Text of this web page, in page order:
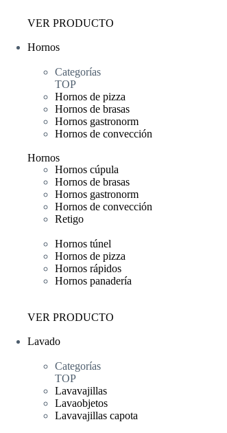
VER PRODUCTO
Hornos
Categorías
TOP
Hornos de pizza
Hornos de brasas
Hornos gastronorm
Hornos de convección
Hornos
Hornos cúpula
Hornos de brasas
Hornos gastronorm
Hornos de convección
Retigo
Hornos túnel
Hornos de pizza
Hornos rápidos
Hornos panadería
VER PRODUCTO
Lavado
Categorías
TOP
Lavavajillas
Lavaobjetos
Lavavajillas capota